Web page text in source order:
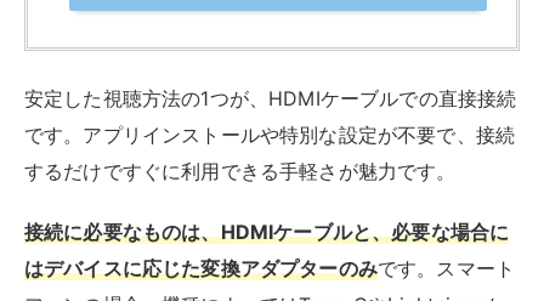
通信環境の影響を受けにくいため、高画質な動画もスム
ーズに再生できます。画面のミラーリングにより、スマ
ートフォンやパソコンの画面をそのままテレビに映し出
すことができて、コメント欄の閲覧なども大画面で快適
スマホをミラーリングする